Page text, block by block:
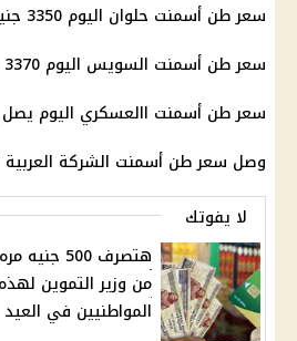
سعر طن أسمنت حلوان اليوم 3350 جنيهًا.
سعر طن أسمنت السويس اليوم 3370 جنيهًا.
سعر طن أسمنت االعسكري اليوم يصل إلى 3300
وصل سعر طن أسمنت الشركة العربية اليوم
لا يفوتك
هتصرف 500
من وزير التموين
المواطنيين في العيد